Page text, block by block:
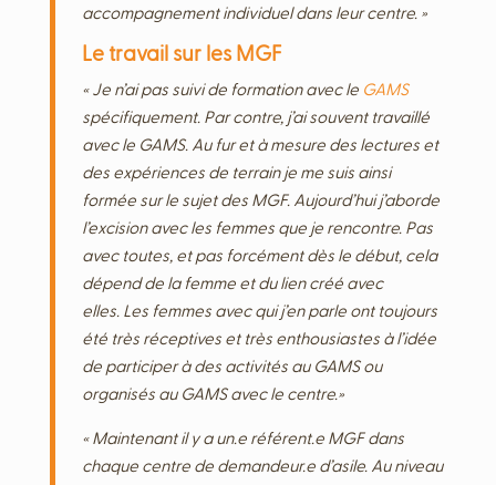
accompagnement individuel dans leur centre. »
Le travail sur les MGF
« Je n’ai pas suivi de formation avec le GAMS
spécifiquement. Par contre, j’ai souvent travaillé
avec le GAMS. Au fur et à mesure des lectures et
des expériences de terrain je me suis ainsi
formée sur le sujet des MGF. Aujourd’hui j’aborde
l’excision avec les femmes que je rencontre. Pas
avec toutes, et pas forcément dès le début, cela
dépend de la femme et du lien créé avec
elles. Les femmes avec qui j’en parle ont toujours
été très réceptives et très enthousiastes à l’idée
de participer à des activités au GAMS ou
organisés au GAMS avec le centre.»
« Maintenant il y a un.e référent.e MGF dans
chaque centre de demandeur.e d’asile. Au niveau